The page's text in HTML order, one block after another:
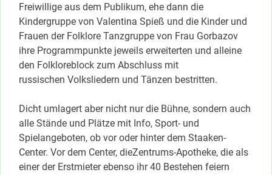
Freiwillige aus dem Publikum, ehe dann die
Kindergruppe von Valentina Spieß und die Kinder und
Frauen der Folklore Tanzgruppe von Frau Gorbazov
ihre Programmpunkte jeweils erweiterten und alleine
den Folkloreblock zum Abschluss mit
russischen Volksliedern und Tänzen bestritten.
Dicht umlagert aber nicht nur die Bühne, sondern auch
alle Stände und Plätze mit Info, Sport- und
Spielangeboten, ob vor oder hinter dem Staaken-
Center. Vor dem Center, dieZentrums-Apotheke, die als
einer der Erstmieter ebenso ihr 40 Bestehen feiern